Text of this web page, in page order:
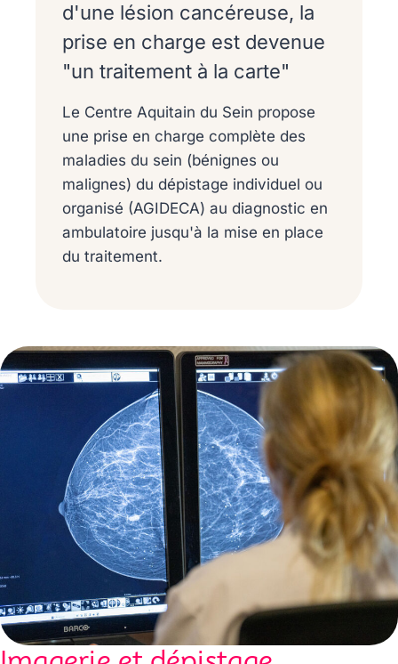
d'une lésion cancéreuse, la
prise en charge est devenue
"un traitement à la carte"
Le Centre Aquitain du Sein propose
une prise en charge complète des
maladies du sein (bénignes ou
malignes) du dépistage individuel ou
organisé (AGIDECA) au diagnostic en
ambulatoire jusqu'à la mise en place
du traitement.